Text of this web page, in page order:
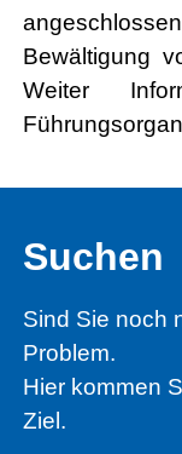
Bewältigung
Weiter
Suchen
Sind Sie noch
Problem.
Hier kommen
Ziel.